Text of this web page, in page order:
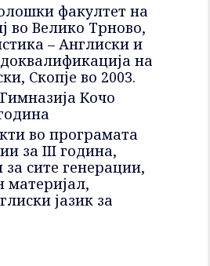
факултет на
во Велико Трново,
– Англиски и
на
Скопје во 2003.
Кочо
во програмата
за III година,
за сите генерации,
материјал,
јазик за